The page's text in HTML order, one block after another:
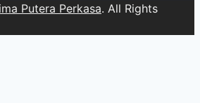
Putera Perkasa. All Rights